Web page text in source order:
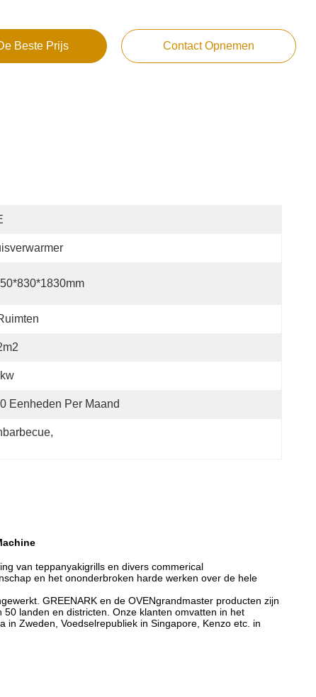
Beste Prijs Contact Opnemen
Eenheden Per Maand
,
van teppanyakigrills en divers commerical
en het ononderbroken harde werken over de hele
GREENARK en de OVENgrandmaster producten zijn
landen en districten. Onze klanten omvatten in het
in Zweden, Voedselrepubliek in Singapore, Kenzo etc. in